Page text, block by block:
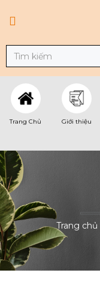
Trang Chủ Giới thiệu
Trang chủ